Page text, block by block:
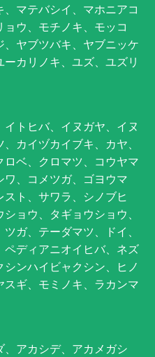
マテバシイ、マホニアコ
ウ、モチノキ、モッコ
ヤブツバキ、ヤブニッケ
カリノキ、ユズ、ユズリ
トヒバ、イヌガヤ、イヌ
カイヅカイブキ、カヤ、
ベ、クロマツ、コウヤマ
、コメツガ、ゴヨウマ
ト、サワラ、シノブヒ
ョウ、タギョウショウ、
ガ、テーダマツ、ドイ、
ディアニオイヒバ、ネズ
ンハイビャクシン、ヒノ
ギ、モミノキ、ラカンマ
アカシデ、アカメガシ